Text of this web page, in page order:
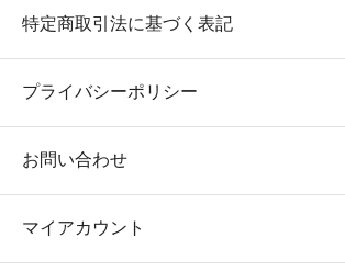
特定商取引法に基づく表記
プライバシーポリシー
お問い合わせ
マイアカウント